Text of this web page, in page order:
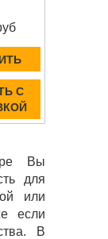
С
Вы
для
или
если
В